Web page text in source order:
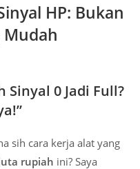
HP: Bukan
Mudah
Sinyal 0 Jadi Full?
sih cara kerja alat yang
rupiah ini? Saya